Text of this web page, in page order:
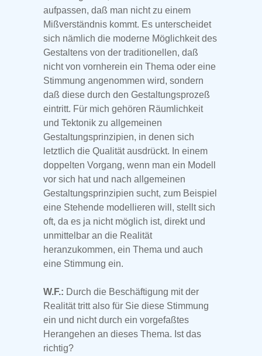
aufpassen, daß man nicht zu einem
Mißverständnis kommt. Es unterscheidet
sich nämlich die moderne Möglichkeit des
Gestaltens von der traditionellen, daß
nicht von vornherein ein Thema oder eine
Stimmung angenommen wird, sondern
daß diese durch den Gestaltungsprozeß
eintritt. Für mich gehören Räumlichkeit
und Tektonik zu allgemeinen
Gestaltungsprinzipien, in denen sich
letztlich die Qualität ausdrückt. In einem
doppelten Vorgang, wenn man ein Modell
vor sich hat und nach allgemeinen
Gestaltungsprinzipien sucht, zum Beispiel
eine Stehende modellieren will, stellt sich
oft, da es ja nicht möglich ist, direkt und
unmittelbar an die Realität
heranzukommen, ein Thema und auch
eine Stimmung ein.
W.F.: Durch die Beschäftigung mit der
Realität tritt also für Sie diese Stimmung
ein und nicht durch ein vorgefaßtes
Herangehen an dieses Thema. Ist das
richtig?